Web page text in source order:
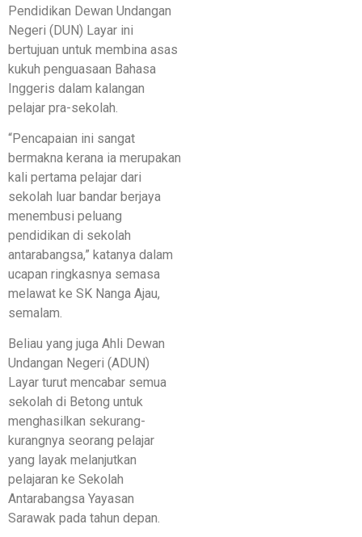
Pendidikan Dewan Undangan
Negeri (DUN) Layar ini
bertujuan untuk membina asas
kukuh penguasaan Bahasa
Inggeris dalam kalangan
pelajar pra-sekolah.
“Pencapaian ini sangat
bermakna kerana ia merupakan
kali pertama pelajar dari
sekolah luar bandar berjaya
menembusi peluang
pendidikan di sekolah
antarabangsa,” katanya dalam
ucapan ringkasnya semasa
melawat ke SK Nanga Ajau,
semalam.
Beliau yang juga Ahli Dewan
Undangan Negeri (ADUN)
Layar turut mencabar semua
sekolah di Betong untuk
menghasilkan sekurang-
kurangnya seorang pelajar
yang layak melanjutkan
pelajaran ke Sekolah
Antarabangsa Yayasan
Sarawak pada tahun depan.